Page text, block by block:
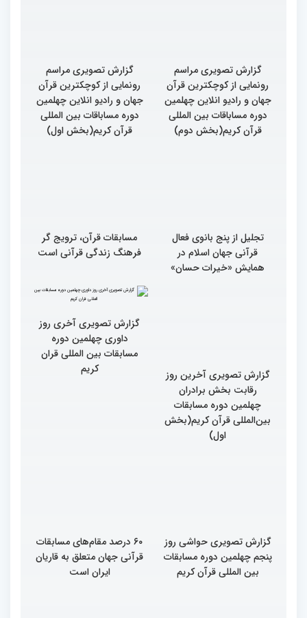
گزارش تصویری مراسم
رونمایی از کوچکترین قرآن
جهان و رادیو انلاین چهلمین
دوره مساباقات بین المللی
قرآن کریم(بخش دوم)
گزارش تصویری مراسم
رونمایی از کوچکترین قرآن
جهان و رادیو انلاین چهلمین
دوره مساباقات بین المللی
قرآن کریم(بخش اول)
تجلیل از پنج بانوی فعال
قرآنی جهان اسلام در
همایش «خیرات حسان»
مسابقات قرآن، ترویج گر
فرهنگ زندگی قرآنی است
گزارش تصویری آخرین روز
رقابت بخش برادران
چهلمین دوره مسابقات
بین‌المللی قرآن کریم(بخش
اول)
گزارش تصویری آخری روز
داوری چهلمین دوره
مسابقات بین المللی قران
کریم
گزارش تصویری حواشی روز
پنجم چهلمین دوره مسابقات
بین المللی قرآن کریم
۶۰ درصد مقام‌های مسابقات
قرآنی جهان متعلق به قاریان
ایران است